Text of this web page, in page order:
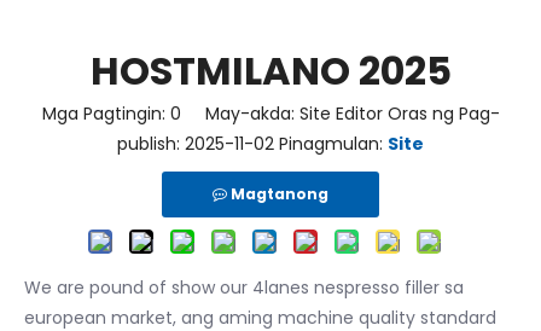
HOSTMILANO 2025
Mga Pagtingin: 0 May-akda: Site Editor Oras ng Pag-
publish: 2025-11-02 Pinagmulan: Site
Magtanong
We are pound of show our 4lanes nespresso filler sa
european market, ang aming machine quality standard